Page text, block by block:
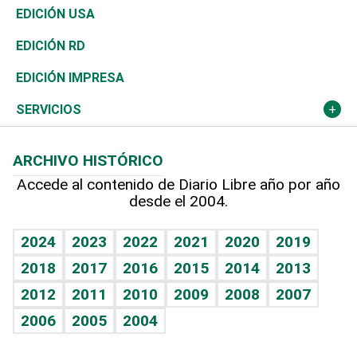
Reportajes
África
Ocenanía
Caribe
Resto del mundo
Vivienda
Telecom.
Global y variable
Economía personal
Buena Vida
Sociales
Novedades
Podcast Arte Libre
Hablando con el pediatra
Vida y familia
Eñe
Celebrando la vida
Sin complejos
Ciclismo
Tenis
Olimpismo
Más deportes
TBT Deportivo
En Directo
El Espía
Noticiero Poteleche
Columnistas
Más firmas
Tecnología
Historia
Martes de tecnología
Cambio climático
Economía
Revista
Deportes
Opinión
Hecho en casa
Guía del dinero
EDICIÓN USA
EDICIÓN RD
EDICIÓN IMPRESA
SERVICIOS
Cumpleaños
Horóscopos
Crucigramas
ARCHIVO HISTÓRICO
Accede al contenido de Diario Libre año por año
desde el 2004.
2024 2023 2022 2021 2020
2019
2018
2017 2016 2015 2014
2013
2012
2011 2010 2009 2008
2007
2006
2005 2004